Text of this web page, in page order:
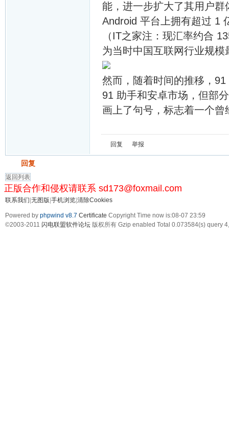
能，进一步扩大了其用户
Android 平台上拥有超过 1
（IT之家注：现汇率约合
为当时中国互联网行业规
然而，随着时间的推移，
91 助手和安卓市场，但部
画上了句号，标志着一个
回复 举报
回复
返回列表
正版合作和侵权请联系 sd173@foxmail.com
联系我们 无图版 手机浏览 清除Cookies
Powered by phpwind v8.7 Certificate Copyright Time now is:08-07 23:59
©2003-2011 闪电联盟软件论坛 版权所有 Gzip enabled Total 0.073584(s) query 4,